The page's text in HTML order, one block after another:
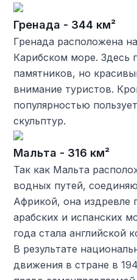
Гренада - 344 км²
Гренада расположена
Карибском море. Здесь
памятников, но
внимание туристов.
популярностью
скульптур.
Мальта - 316 км²
Так как Мальта
водных путей,
Африкой, она издревле
арабских и испанских
года стала английской
В результате
движения в стране в